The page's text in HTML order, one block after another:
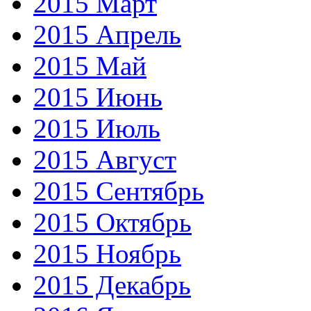
2015 Апрель
2015 Май
2015 Июнь
2015 Июль
2015 Август
2015 Сентябрь
2015 Октябрь
2015 Ноябрь
2015 Декабрь